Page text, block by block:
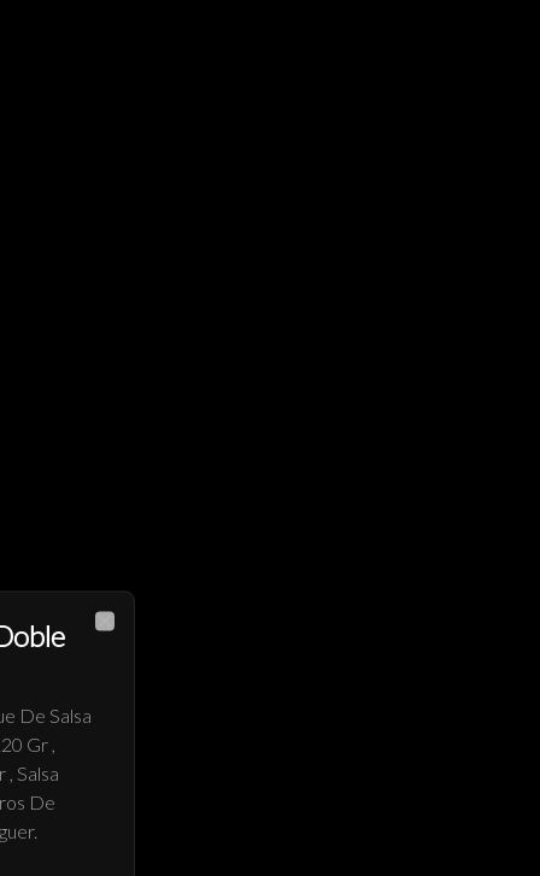
De Salsa
Gr ,
Salsa
De